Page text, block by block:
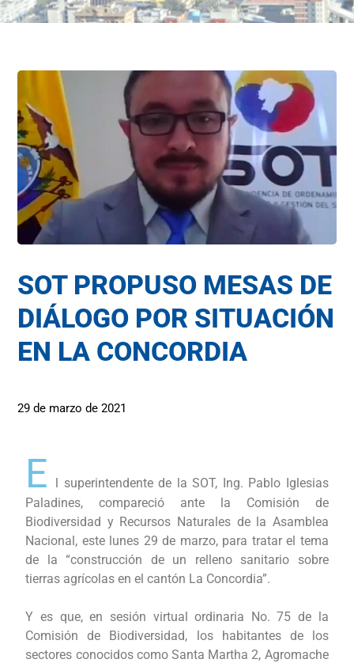
SOT PROPUSO MESAS DE
DIÁLOGO POR SITUACIÓN
EN LA CONCORDIA
29 de marzo de 2021
E
l superintendente de la SOT, Ing. Pablo Iglesias
Paladines, compareció ante la Comisión de
Biodiversidad y Recursos Naturales de la Asamblea
Nacional, este lunes 29 de marzo, para tratar el tema
de la “construcción de un relleno sanitario sobre
tierras agrícolas en el cantón La Concordia”.
Y es que, en sesión virtual ordinaria No. 75 de la
Comisión de Biodiversidad, los habitantes de los
sectores conocidos como Santa Martha 2, Agromache